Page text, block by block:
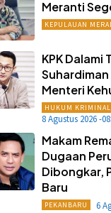
Meranti
KEPULAUAN
KPK Dalami
Menteri
HUKUM KRIMINAL
8 Agustus 2026 -
Makam
Dugaan
Dibongkar,
Baru
PEKANBARU 6